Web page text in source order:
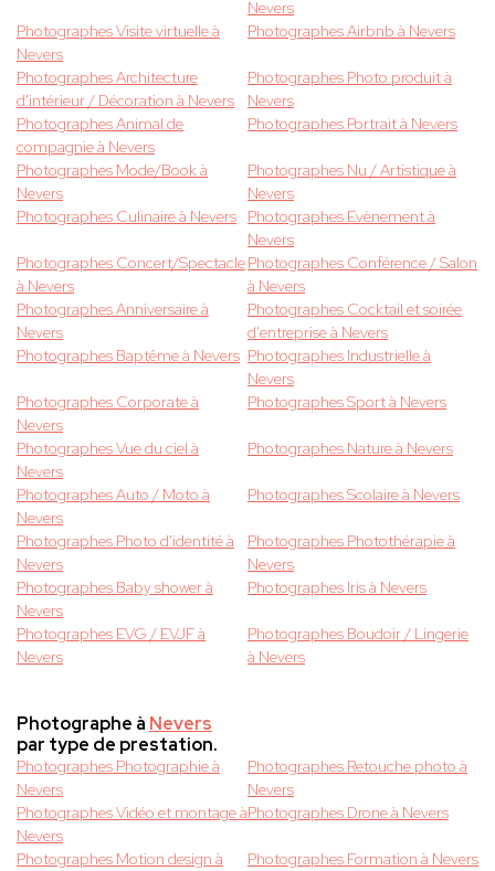
Nevers
Photographes Visite virtuelle à
Nevers
Photographes Airbnb à Nevers
Photographes Architecture
d'intérieur / Décoration à Nevers
Photographes Photo produit à
Nevers
Photographes Animal de
compagnie à Nevers
Photographes Portrait à Nevers
Photographes Mode/Book à
Nevers
Photographes Nu / Artistique à
Nevers
Photographes Culinaire à Nevers
Photographes Evènement à
Nevers
Photographes Concert/Spectacle
à Nevers
Photographes Conférence / Salon
à Nevers
Photographes Anniversaire à
Nevers
Photographes Cocktail et soirée
d'entreprise à Nevers
Photographes Baptême à Nevers Photographes Industrielle à
Nevers
Photographes Corporate à
Nevers
Photographes Sport à Nevers
Photographes Vue du ciel à
Nevers
Photographes Nature à Nevers
Photographes Auto / Moto à
Nevers
Photographes Scolaire à Nevers
Photographes Photo d'identité à
Nevers
Photographes Photothérapie à
Nevers
Photographes Baby shower à
Nevers
Photographes Iris à Nevers
Photographes EVG / EVJF à
Nevers
Photographes Boudoir / Lingerie
à Nevers
Photographe à Nevers
par type de prestation.
Photographes Photographie à
Nevers
Photographes Retouche photo à
Nevers
Photographes Vidéo et montage à
Nevers
Photographes Drone à Nevers
Photographes Motion design à
Photographes Formation à Nevers